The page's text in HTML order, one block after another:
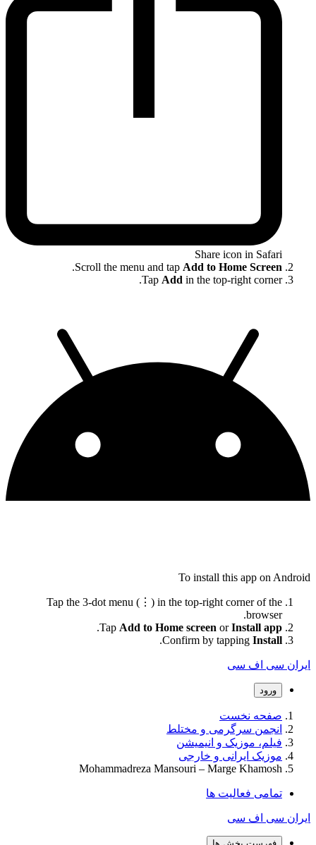
Share icon in Safari
Scroll the menu and tap Add to Home Screen
.
Tap Add in the top-right corner.
To install this app on Android
Tap the 3-dot menu (⋮) in the top-right corner of the
browser.
Tap Add to Home screen orInstall app
.
Confirm by tapping Install
.
ایران سی اف سی
ورود
صفحه نخست
انجمن سرگرمی و مختلط
فیلم، موزیک و انیمیشن
موزیک ایرانی و خارجی
Mohammadreza Mansouri – Marge Khamosh
تمامی فعالیت ها
ایران سی اف سی